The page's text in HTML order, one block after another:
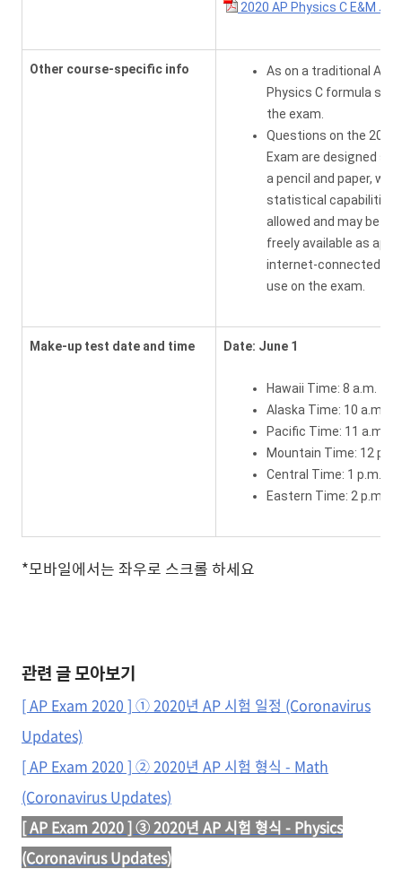
2020 AP Physics C E&M 시
Other course-specific info
As on a traditional AP
Physics C formula
the exam.
Questions on the
Exam are designed
a pencil and paper,
statistical capabilities)
allowed and may be
freely available as
internet-connected
use on the exam.
Make-up test date and time Date: June 1
Hawaii Time: 8 a.m.
Alaska Time: 10 a.m.
Pacific Time: 11 a.m.
Mountain Time: 12 p.m.
Central Time: 1 p.m.
Eastern Time: 2 p.m.
*모바일에서는 좌우로 스크롤 하세요
관련 글 모아보기
[ AP Exam 2020 ] ① 2020년 AP 시험 일정 (Coronavirus
Updates)
[ AP Exam 2020 ] ② 2020년 AP 시험 형식 - Math
(Coronavirus Updates)
[ AP Exam 2020 ] ③2020년 AP 시험 형식 - Physics
(Coronavirus Updates)